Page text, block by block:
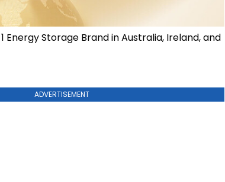
Energy Storage Brand in Australia, Ireland, and
ADVERTISEMENT